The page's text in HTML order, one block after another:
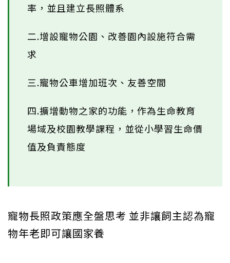
率，並且建立長照體系
二.增設寵物公園、改善園內設施符合需
求
三.寵物公車增加班次、友善空間
四.擴增動物之家的功能，作為生命教育
場域及校園教學課程，並從小學習生命價
值及負責態度
寵物長照政策應全盤思考 並非讓飼主認為寵
物年老即可讓國家養